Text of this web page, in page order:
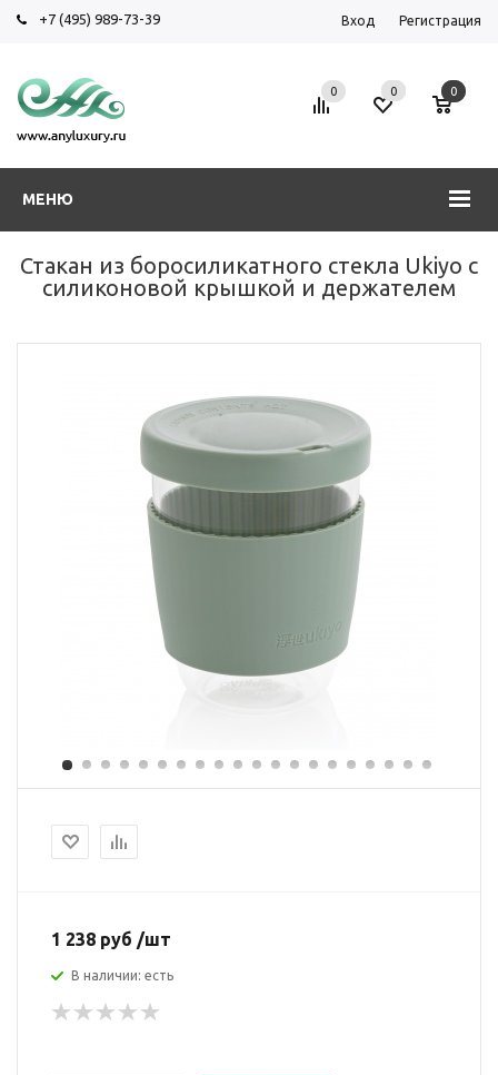
+7 (495) 989-73-39 Вход Регистрация
МЕНЮ
0 0 0
Стакан из боросиликатного стекла Ukiyo с
силиконовой крышкой и держателем
1 238 руб /шт
В наличии: есть